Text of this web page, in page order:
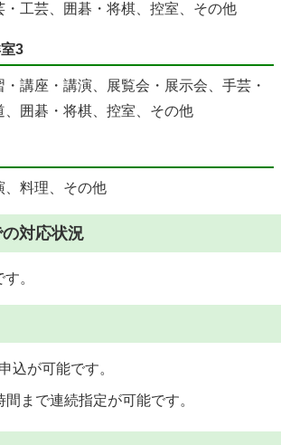
・工芸、囲碁・将棋、控室、その他
3
講座・講演、展覧会・展示会、手芸・
、囲碁・将棋、控室、その他
、料理、その他
対応状況
。
込が可能です。
まで連続指定が可能です。